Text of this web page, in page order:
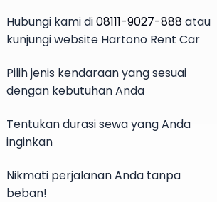
Hubungi kami di08111-9027-888atau
kunjungi website Hartono Rent Car
Pilih jenis kendaraan yang sesuai
dengan kebutuhan Anda
Tentukan durasi sewa yang Anda
inginkan
Nikmati perjalanan Anda tanpa
beban!